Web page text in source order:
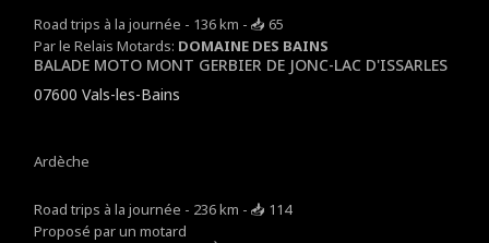
Road trips à la journée - 136 km - 📥 65
Par le Relais Motards: DOMAINE DES BAINS
BALADE MOTO MONT GERBIER DE JONC-LAC D'ISSARLES
07600 Vals-les-Bains
Ardèche
Road trips à la journée - 236 km - 📥 114
Proposé par un motard